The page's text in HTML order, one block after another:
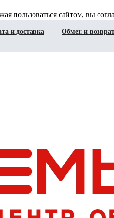
пользоваться сайтом, вы
и доставка Обмен и возврат